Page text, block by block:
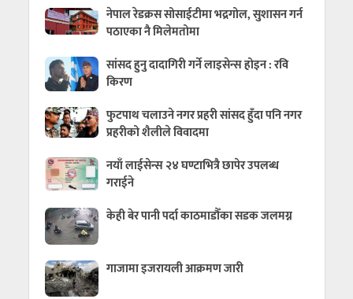
नेपाल रेडक्रस सोसाईटीमा भद्रगोल, सुशासन गर्न
पठाएका नै मिलेमतोमा
सांसद हुनु दादागिरी गर्ने लाइसेन्स होइन : रवि
किरण
फुटपाथ चलाउने नगर प्रहरी सांसद हुँदा पनि नगर
प्रहरीको शैलीले विवादमा
नयाँ लाईसेन्स २४ घण्टाभित्रै छापेर उपलब्ध
गराईने
केही बेर पानी पर्दा काठमाडौँका सडक जलमग्न
गाजामा इजरायली आक्रमण जारी